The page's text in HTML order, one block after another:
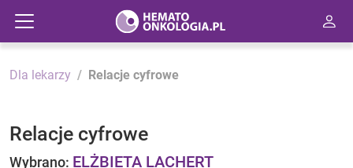
Dla lekarzy Relacje cyfrowe
Relacje cyfrowe
Wybrano: ELŻBIETA LACHERT